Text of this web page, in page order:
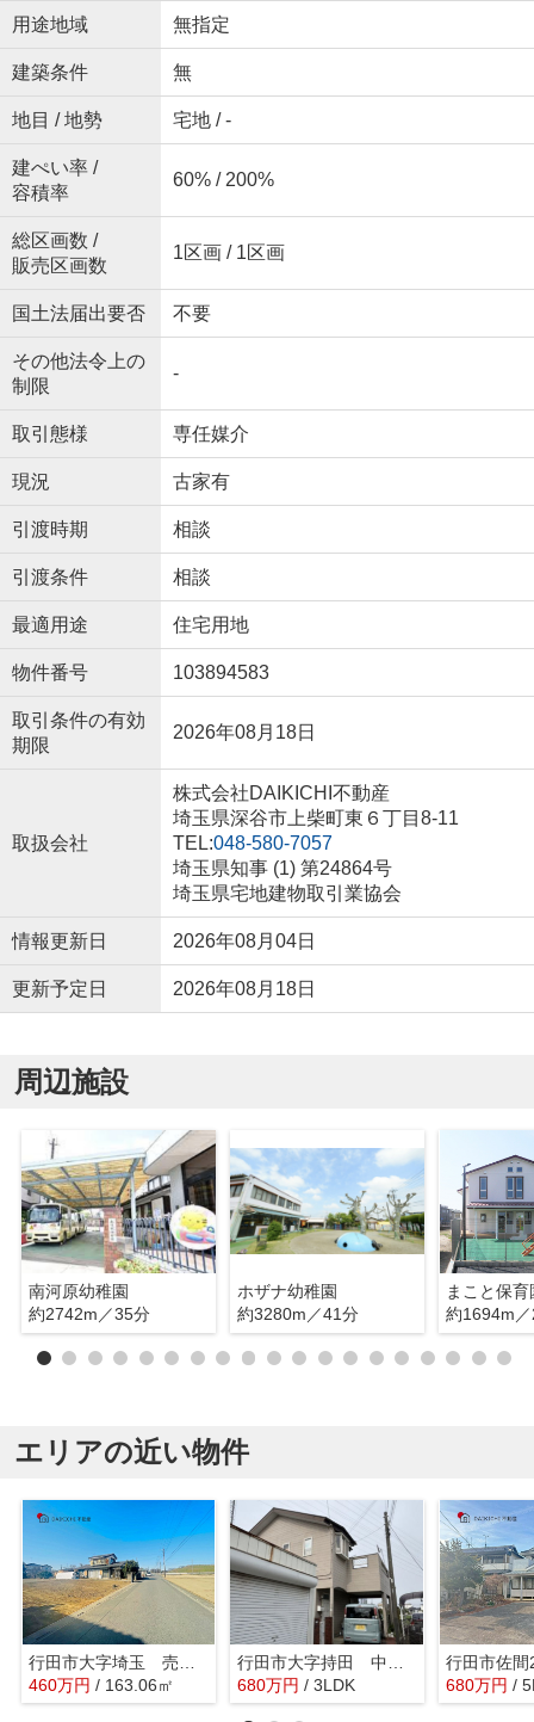
用途地域 無指定
建築条件 無
地目 / 地勢 宅地 / -
建ぺい率 /
容積率
60% / 200%
総区画数 /
販売区画数
1区画 / 1区画
国土法届出要否 不要
その他法令上の
制限
-
取引態様 専任媒介
現況 古家有
引渡時期 相談
引渡条件 相談
最適用途 住宅用地
物件番号 103894583
取引条件の有効
期限
2026年08月18日
取扱会社
株式会社DAIKICHI不動産
埼玉県深谷市上柴町東６丁目8-11
TEL:048-580-7057
埼玉県知事 (1) 第24864号
埼玉県宅地建物取引業協会
情報更新日 2026年08月04日
更新予定日 2026年08月18日
周辺施設
南河原幼稚園
約2742m／35分
ホザナ幼稚園
約3280m／41分
まこと保育
約1694m
エリアの近い物件
460万円 / 163.06㎡
680万円 / 3LDK 680万円 /